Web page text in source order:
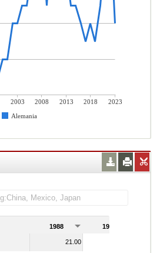
2003 2008 2013 2018
2023
Alemania
1988 1989
21.00